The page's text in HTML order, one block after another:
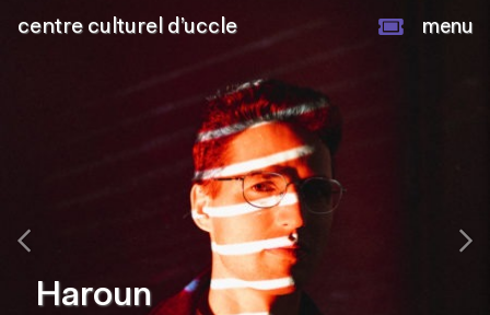
centre culturel d’uccle menu
Haroun